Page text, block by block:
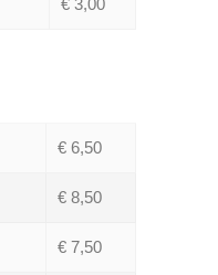
€ 3,00
€ 6,50
€ 8,50
€ 7,50